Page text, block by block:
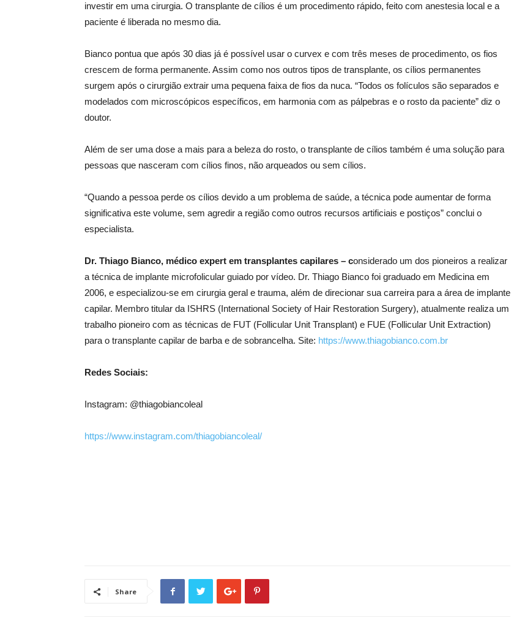
investir em uma cirurgia. O transplante de cílios é um procedimento rápido, feito com anestesia local e a
paciente é liberada no mesmo dia.
Bianco pontua que após 30 dias já é possível usar o curvex e com três meses de procedimento, os fios
crescem de forma permanente. Assim como nos outros tipos de transplante, os cílios permanentes
surgem após o cirurgião extrair uma pequena faixa de fios da nuca. “Todos os folículos são separados e
modelados com microscópicos específicos, em harmonia com as pálpebras e o rosto da paciente” diz o
doutor.
Além de ser uma dose a mais para a beleza do rosto, o transplante de cílios também é uma solução para
pessoas que nasceram com cílios finos, não arqueados ou sem cílios.
“Quando a pessoa perde os cílios devido a um problema de saúde, a técnica pode aumentar de forma
significativa este volume, sem agredir a região como outros recursos artificiais e postiços” conclui o
especialista.
Dr. Thiago Bianco, médico expert em transplantes capilares – considerado um dos pioneiros a realizar
a técnica de implante microfolicular guiado por vídeo. Dr. Thiago Bianco foi graduado em Medicina em
2006, e especializou-se em cirurgia geral e trauma, além de direcionar sua carreira para a área de implante
capilar. Membro titular da ISHRS (International Society of Hair Restoration Surgery), atualmente realiza um
trabalho pioneiro com as técnicas de FUT (Follicular Unit Transplant) e FUE (Follicular Unit Extraction)
para o transplante capilar de barba e de sobrancelha. Site: https://www.thiagobianco.com.br
Redes Sociais:
Instagram: @thiagobiancoleal
https://www.instagram.com/thiagobiancoleal/
Share